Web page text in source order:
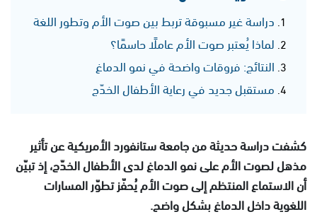
دراسة غير مسبوقة تربط بين صوت الأم وتطور اللغة
لماذا يُعتبر صوت الأم عاملًا حاسمًا؟
النتائج: فروقات واضحة في نمو الدماغ
مستقبل جديد في رعاية الأطفال الخدّج
كشفت دراسة حديثة من جامعة ستانفورد الأمريكية عن تأثير
مذهل لصوت الأم على نمو الدماغ لدى الأطفال الخدّج، إذ تبيّن
أن الاستماع المنتظم إلى صوت الأم يُحفّز تطوّر المسارات
اللغوية داخل الدماغ بشكل واضح.